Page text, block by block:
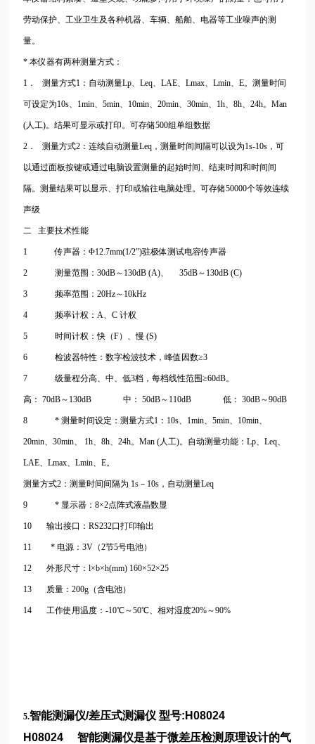
劳动保护、工业卫生及各种机器、车辆、船舶、电器等工业噪声的测
量。
* 本仪器有两种测量方式：
1． 测量方式1：自动测量Lp、Leq、LAE、Lmax、Lmin、E。测量时间
可设定为10s、1min、5min、10min、20min、30min、1h、8h、24h。Man
(人工)。结果可显示或打印。可存储500组单组数据
2． 测量方式2：连续自动测量Leq，测量时间间隔可以设为1s-10s，可
以通过面板按键或通过电脑设置测量的起始时间、结束时间和时间间
隔。测量结果可以显示、打印或输往电脑处理。可存储50000个等效连续
声级
二 主要技术性能
1 传声器：Φ12.7mm(1/2″)驻极体测试电容传声器
2 测量范围：30dB～130dB (A)、 35dB～130dB (C)
3 频率范围：20Hz～10kHz
4 频率计权：A、C 计权
5 时间计权：快（F）、慢 (S)
6 检波器特性：数字检波技术，峰值因数≥3
7 级量程分高、中、低3档，每档线性范围≥60dB。
高： 70dB～130dB 中： 50dB～110dB 低： 30dB～90dB
8 * 测量时间设定：测量方式1：10s、1min、5min、10min、
20min、30min、 1h、8h、24h。Man (人工)。自动测量功能：Lp、Leq、
LAE、Lmax、Lmin、E。
测量方式2：测量时间间隔为 1s－10s，自动测量Leq
9 * 显示器：8×2点阵式液晶数显
10 输出接口：RS232口打印输出
11 * 电源：3V（2节5号电池）
12 外形尺寸：l×b×h(mm) 160×52×25
13 质量：200g（含电池）
14 工作使用温度：-10℃～50℃、相对湿度20%～90%
5.智能测漏仪/差压式测漏仪 型号: H08024
H08024智能测漏仪是基于微差压检测原理设计的气